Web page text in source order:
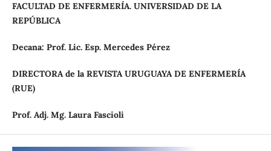
FACULTAD DE ENFERMERÍA. UNIVERSIDAD DE LA
REPÚBLICA
Decana: Prof. Lic. Esp. Mercedes Pérez
DIRECTORA de la REVISTA URUGUAYA DE ENFERMERÍA
(RUE)
Prof. Adj. Mg. Laura Fascioli